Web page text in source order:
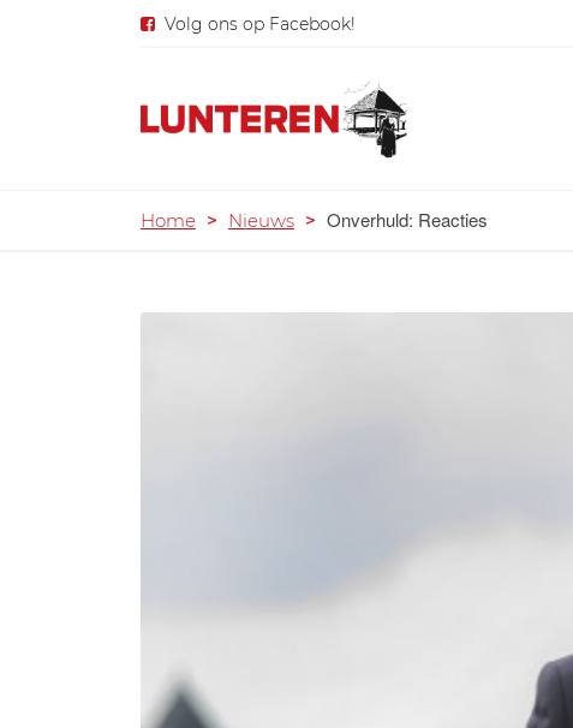
Volg ons op Facebook!
Home > Nieuws > Onverhuld: Reacties